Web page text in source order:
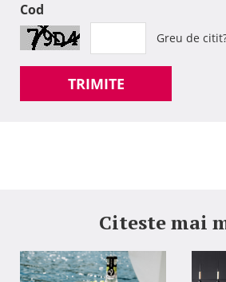
Cod
Greu de
TRIMITE
Citeste mai